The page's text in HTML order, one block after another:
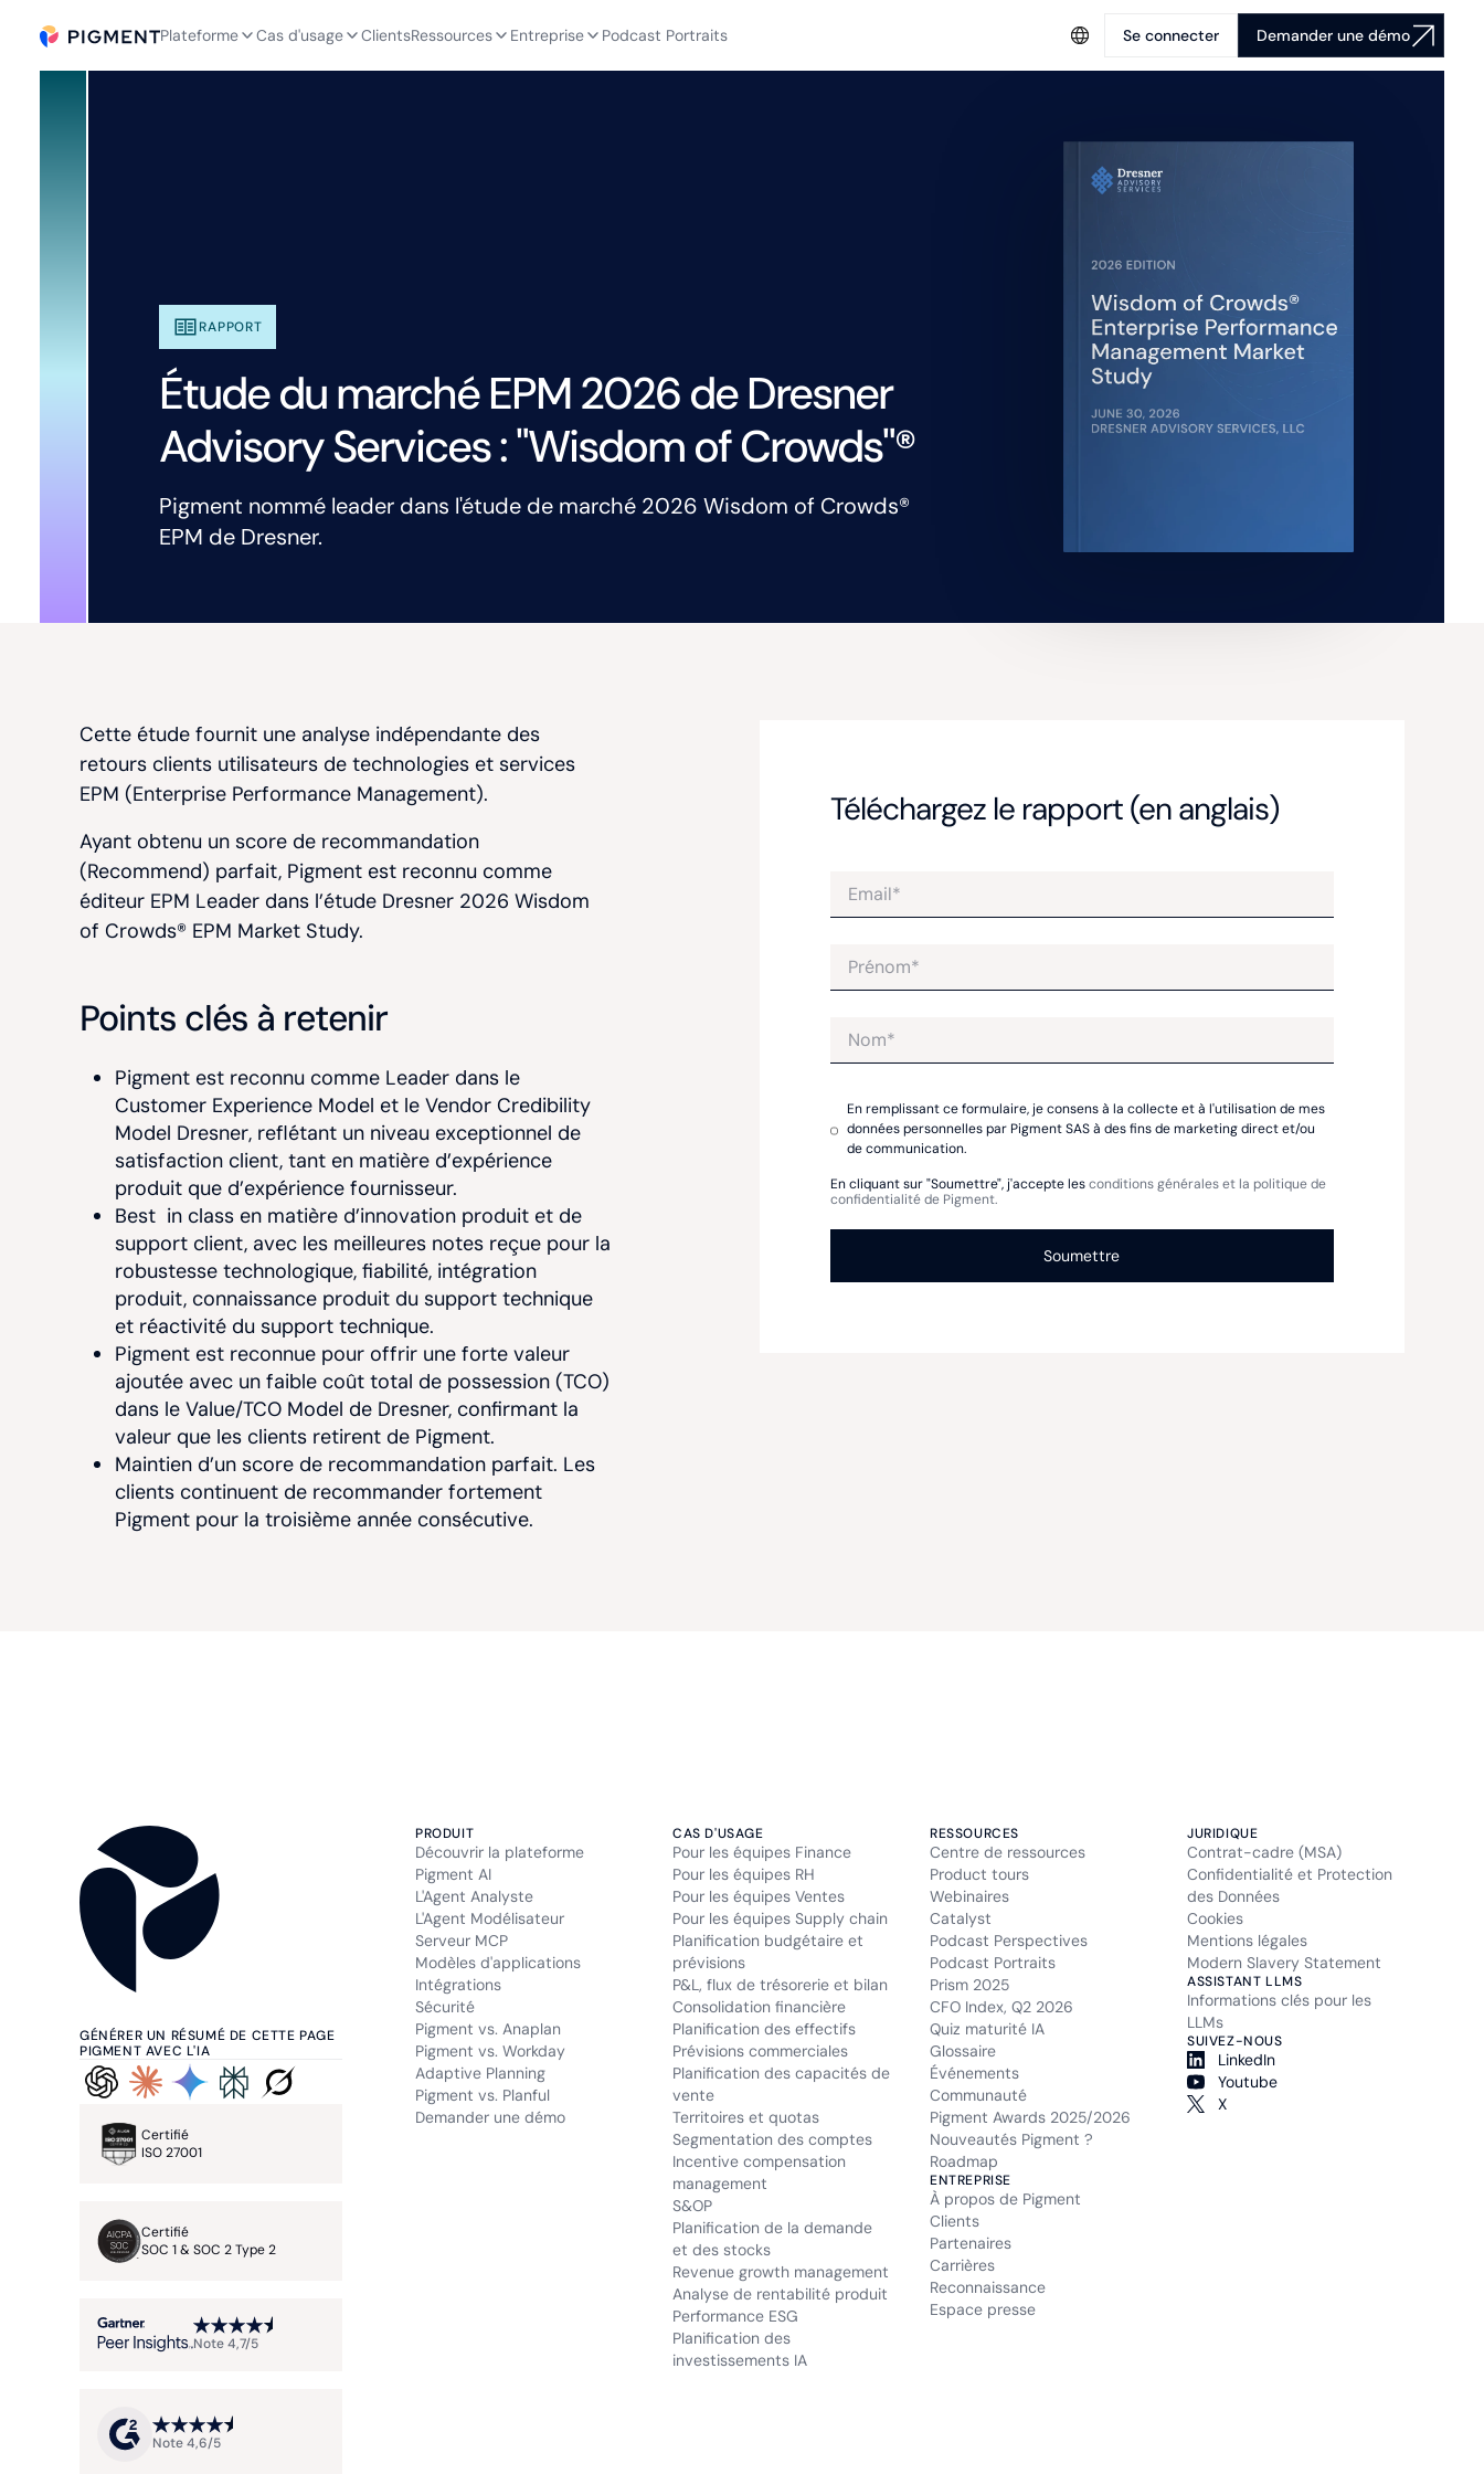
Plateforme Cas d'usage ClientsRessources Entreprise Podcast Portraits Se connecter Demander une démo
RAPPORT
Étude du marché EPM 2026 de Dresner
Advisory Services : "Wisdom of Crowds"®
Pigment nommé leader dans l'étude de marché 2026 Wisdom of Crowds®
EPM de Dresner.
Cette étude fournit une analyse indépendante des
retours clients utilisateurs de technologies et services
EPM (Enterprise Performance Management).
Ayant obtenu un score de recommandation
(Recommend) parfait, Pigment est reconnu comme
éditeur EPM Leader dans l’étude Dresner 2026 Wisdom
of Crowds® EPM Market Study.
Points clés à retenir
Pigment est reconnu comme Leader dans le
Customer Experience Model et le Vendor Credibility
Model Dresner, reflétant un niveau exceptionnel de
satisfaction client, tant en matière d’expérience
produit que d’expérience fournisseur.
Best in class en matière d’innovation produit et de
support client, avec les meilleures notes reçue pour la
robustesse technologique, fiabilité, intégration
produit, connaissance produit du support technique
et réactivité du support technique.
Pigment est reconnue pour offrir une forte valeur
ajoutée avec un faible coût total de possession (TCO)
dans le Value/TCO Model de Dresner, confirmant la
valeur que les clients retirent de Pigment.
Maintien d’un score de recommandation parfait. Les
clients continuent de recommander fortement
Pigment pour la troisième année consécutive.
Téléchargez le rapport (en anglais)
En remplissant ce formulaire, je consens à la collecte et à l'utilisation de mes
données personnelles par Pigment SAS à des fins de marketing direct et/ou
de communication.
En cliquant sur "Soumettre", j'accepte lesconditions générales et la politique de
confidentialité de Pigment.
GÉNÉRER UN RÉSUMÉ DE CETTE PAGE
PIGMENT AVEC L'IA
Certifié
ISO 27001
Certifié
SOC 1 & SOC 2 Type 2
Note 4,7/5
Note 4,6/5
PRODUIT
Découvrir la plateforme
Pigment AI
L'Agent Analyste
L'Agent Modélisateur
Serveur MCP
Modèles d'applications
Intégrations
Sécurité
Pigment vs. Anaplan
Pigment vs. Workday
Adaptive Planning
Pigment vs. Planful
Demander une démo
CAS D'USAGE
Pour les équipes Finance
Pour les équipes RH
Pour les équipes Ventes
Pour les équipes Supply chain
Planification budgétaire et
prévisions
P&L, flux de trésorerie et bilan
Consolidation financière
Planification des effectifs
Prévisions commerciales
Planification des capacités de
vente
Territoires et quotas
Segmentation des comptes
Incentive compensation
management
S&OP
Planification de la demande
et des stocks
Revenue growth management
Analyse de rentabilité produit
Performance ESG
Planification des
investissements IA
RESSOURCES
Centre de ressources
Product tours
Webinaires
Catalyst
Podcast Perspectives
Podcast Portraits
Prism 2025
CFO Index, Q2 2026
Quiz maturité IA
Glossaire
Événements
Communauté
Pigment Awards 2025/2026
Nouveautés Pigment ?
Roadmap
ENTREPRISE
À propos de Pigment
Clients
Partenaires
Carrières
Reconnaissance
Espace presse
JURIDIQUE
Contrat-cadre (MSA)
Confidentialité et Protection
des Données
Cookies
Mentions légales
Modern Slavery Statement
ASSISTANT LLMS
Informations clés pour les
LLMs
SUIVEZ-NOUS
LinkedIn
Youtube
X